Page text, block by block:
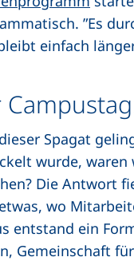
”Es
einfach
Spagat
wurde, waren
Die Antwort
wo
entstand ein
Gemeinschaft